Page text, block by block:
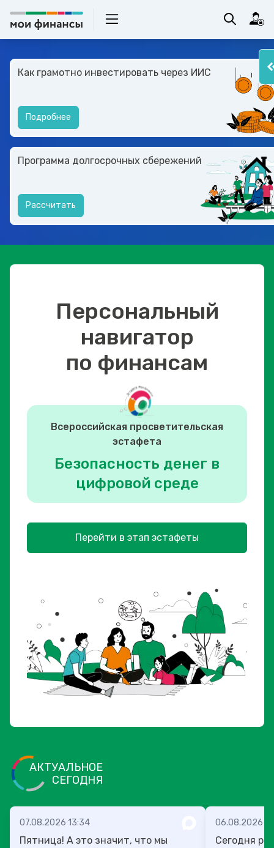
Как грамотно инвестировать через ИИС
Подробнее
Программа долгосрочных сбережений
Рассчитать
Персональный
навигатор
по финансам
Всероссийская просветительская
эстафета
Безопасность денег в
цифровой среде
Перейти в этап эстафеты
АКТУАЛЬНОЕ
СЕГОДНЯ
07.08.2026 13:34
Пятница! А это значит, что мы
06.08.2026
Сегодня